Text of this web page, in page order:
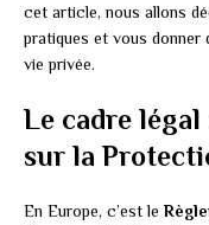
cet article, nous allons
pratiques et vous
vie privée.
Le cadre
sur la
En Europe, c’est le